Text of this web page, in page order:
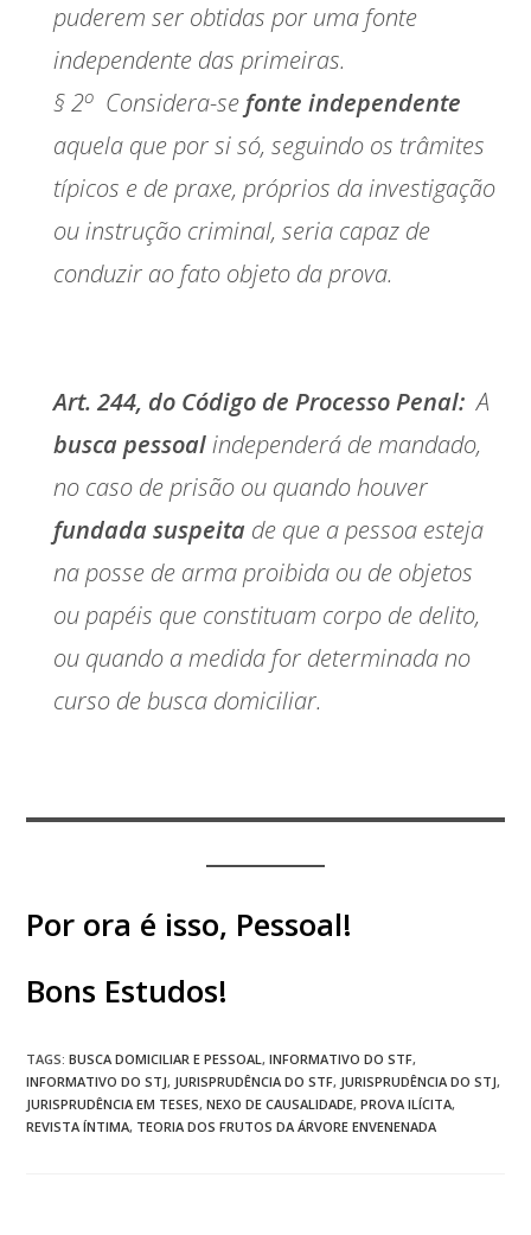
puderem ser obtidas por uma fonte
independente das primeiras.
§ 2o Considera-se fonte independente
aquela que por si só, seguindo os trâmites
típicos e de praxe, próprios da investigação
ou instrução criminal, seria capaz de
conduzir ao fato objeto da prova.
Art. 244, do Código de Processo Penal:A
busca pessoalindependerá de mandado,
no caso de prisão ou quando houver
fundada suspeita de que a pessoa esteja
na posse de arma proibida ou de objetos
ou papéis que constituam corpo de delito,
ou quando a medida for determinada no
curso de busca domiciliar.
Por ora é isso, Pessoal!
Bons Estudos!
TAGS:BUSCA DOMICILIAR E PESSOAL, INFORMATIVO DO STF,
INFORMATIVO DO STJ, JURISPRUDÊNCIA DO STF, JURISPRUDÊNCIA DO STJ,
JURISPRUDÊNCIA EM TESES, NEXO DE CAUSALIDADE, PROVA ILÍCITA,
REVISTA ÍNTIMA, TEORIA DOS FRUTOS DA ÁRVORE ENVENENADA